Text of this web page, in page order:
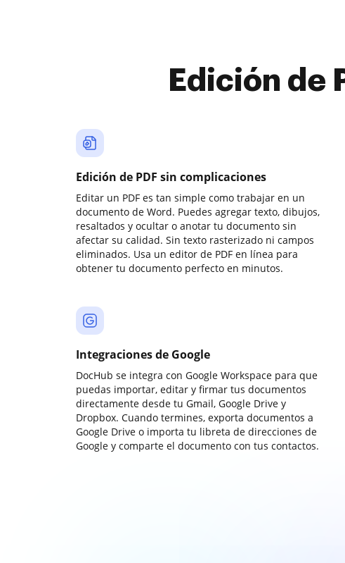
Edición de
Edición de PDF sin complicaciones
Editar un PDF es tan simple como trabajar en un
documento de Word. Puedes agregar texto, dibujos,
resaltados y ocultar o anotar tu documento sin
afectar su calidad. Sin texto rasterizado ni campos
eliminados. Usa un editor de PDF en línea para
obtener tu documento perfecto en minutos.
Integraciones de Google
DocHub se integra con Google Workspace para que
puedas importar, editar y firmar tus documentos
directamente desde tu Gmail, Google Drive y
Dropbox. Cuando termines, exporta documentos a
Google Drive o importa tu libreta de direcciones de
Google y comparte el documento con tus contactos.